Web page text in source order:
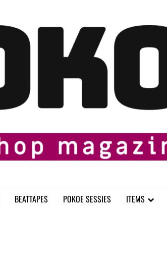
BEATTAPES POKOE SESSIES ITEMS